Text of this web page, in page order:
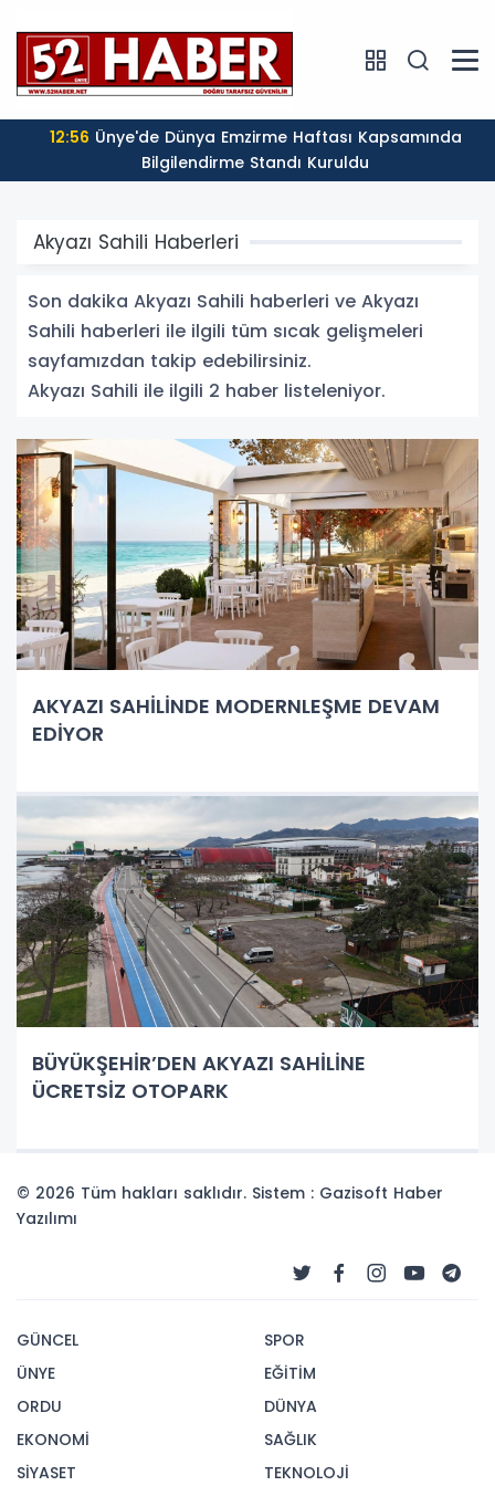
12:56Ünye'de Dünya Emzirme Haftası Kapsamında
Bilgilendirme Standı Kuruldu
Akyazı Sahili Haberleri
Son dakika Akyazı Sahili haberleri ve Akyazı
Sahili haberleri ile ilgili tüm sıcak gelişmeleri
sayfamızdan takip edebilirsiniz.
Akyazı Sahili ile ilgili 2 haber listeleniyor.
AKYAZI SAHİLİNDE MODERNLEŞME DEVAM
EDİYOR
BÜYÜKŞEHİR’DEN AKYAZI SAHİLİNE
ÜCRETSİZ OTOPARK
© 2026 Tüm hakları saklıdır. Sistem : Gazisoft Haber
Yazılımı
GÜNCEL
ÜNYE
ORDU
EKONOMİ
SİYASET
SPOR
EĞİTİM
DÜNYA
SAĞLIK
TEKNOLOJİ